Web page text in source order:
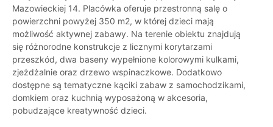
Mazowieckiej 14. Placówka oferuje przestronną salę o
powierzchni powyżej 350 m2, w której dzieci mają
możliwość aktywnej zabawy. Na terenie obiektu znajdują
się różnorodne konstrukcje z licznymi korytarzami
przeszkód, dwa baseny wypełnione kolorowymi kulkami,
zjeżdżalnie oraz drzewo wspinaczkowe. Dodatkowo
dostępne są tematyczne kąciki zabaw z samochodzikami,
domkiem oraz kuchnią wyposażoną w akcesoria,
pobudzające kreatywność dzieci.